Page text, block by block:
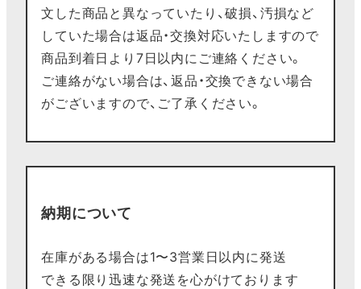
文した商品と異なっていたり、破損、汚損など
していた場合は返品・交換対応いたしますので
商品到着日より7日以内にご連絡ください。
ご連絡がない場合は、返品・交換できない場合
がございますので、ご了承ください。
納期について
在庫がある場合は1〜3営業日以内に発送
できる限り迅速な発送を心がけております